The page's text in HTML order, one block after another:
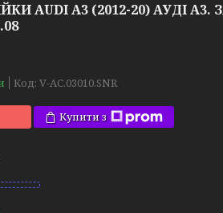
AUDI A3 (2012-20) АУДІ А3.
Код: V-AC.03010.SNR
Купити з